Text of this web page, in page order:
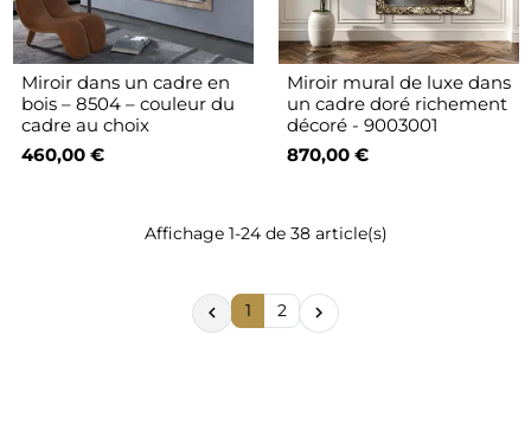
Miroir dans un cadre en
bois – 8504 – couleur du
cadre au choix
460,00 €
Miroir mural de luxe dans
un cadre doré richement
décoré - 9003001
870,00 €
Affichage 1-24 de 38 article(s)
 1 2 